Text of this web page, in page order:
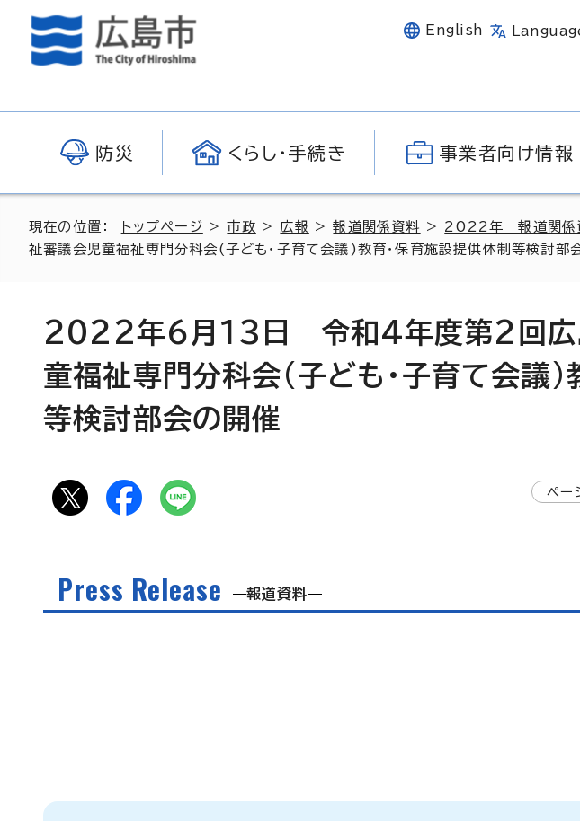
English
防災 くらし・手続き 事業者向け情報
現在の位置： トップページ >市政 > 広報 >報道関係資料 > 2022年 報道関係
祉審議会児童福祉専門分科会(子ども・子育て会議)教育・保育施設提供体制等検討部
2022年6月13日 令和4年度第2回広
童福祉専門分科会(子ども・子育て会議)
等検討部会の開催
ペー
Press Release 報道資料